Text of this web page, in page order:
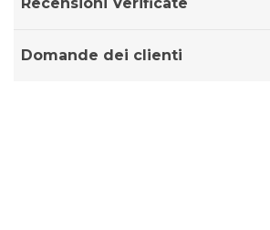
Domande dei clienti